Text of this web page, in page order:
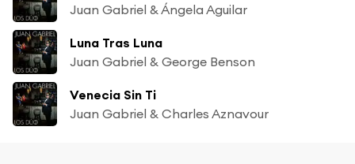
Juan Gabriel & Ángela Aguilar
Luna Tras Luna
Juan Gabriel & George Benson
Venecia Sin Ti
Juan Gabriel & Charles Aznavour